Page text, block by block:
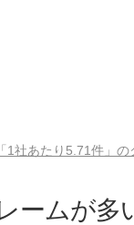
社あたり5.71件」の
ームが多